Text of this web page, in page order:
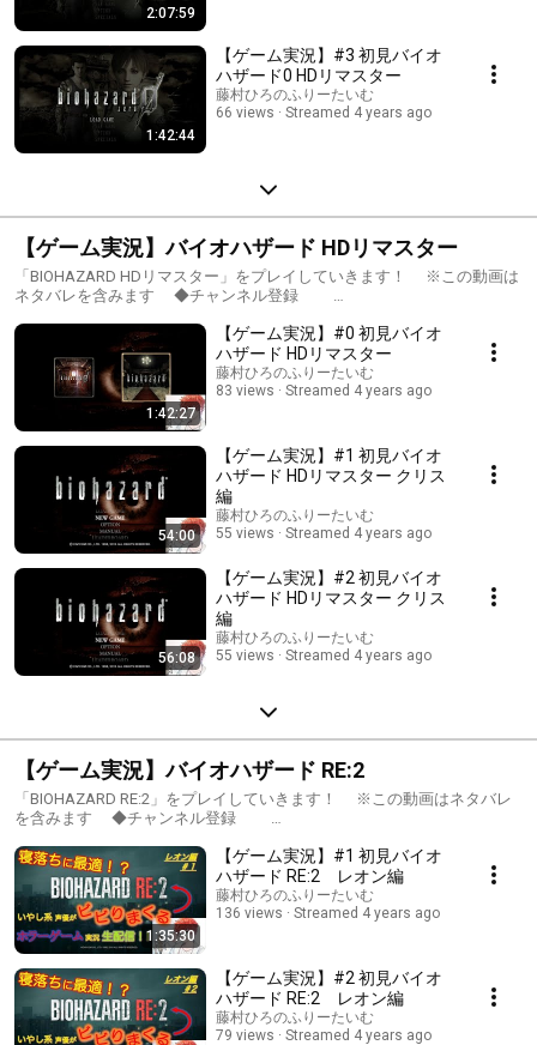
2:07:59
1:42:44
【ゲーム実況】#3 初見バイオ
ハザード0 HDリマスター
藤村ひろのふりーたいむ
66 views
Streamed 4 years ago
【ゲーム実況】バイオハザード HDリマスター
「BIOHAZARD HDリマスター」をプレイしていきます！ ※この動画は
ネタバレを含みます ◆チャンネル登録
評価ボタン ぜひよろしくお願いします！ ◆Twitter
https://twitter.com/fujihiro0916 配信通知はこちらから。 フォロ
ーして頂けると励みになります〜！ 「バイオハザード HDリマスター」
公式HP https://www.capcom.co.jp/biohazard/1/ © CAPCOM CO.,
LTD. ALL RIGHTS RESERVED. 本配信では最短攻略や完全攻略を目指す
訳ではなく、 みなさんと一緒に楽しむことが目的ですので、 ゆるり
とお付き合い頂ければ幸いです。 コメント等もぜひお気軽にっ どう
ぞよろしくお願いします！ #バイオハザード #ゲーム実況 #生配信
#アフレコ実況 #BIOHAZARD #声優
1:42:27
【ゲーム実況】#0 初見バイオ
ハザード HDリマスター
藤村ひろのふりーたいむ
83 views
Streamed 4 years ago
54:00
【ゲーム実況】#1 初見バイオ
ハザード HDリマスター クリス
編
藤村ひろのふりーたいむ
55 views
Streamed 4 years ago
56:08
【ゲーム実況】#2 初見バイオ
ハザード HDリマスター クリス
編
藤村ひろのふりーたいむ
55 views
Streamed 4 years ago
【ゲーム実況】バイオハザード RE:2
「BIOHAZARD RE:2」をプレイしていきます！ ※この動画はネタバレ
を含みます ◆チャンネル登録
評価ボタン ぜひよろしくお願いします！ ◆Twitter
https://twitter.com/fujihiro0916 配信通知はこちらから。 フォロ
ーして頂けると励みになります〜！ 「バイオハザード RE:2」公式HP
https://www.capcom.co.jp/biohazard2/ © CAPCOM CO., LTD. ALL
RIGHTS RESERVED. 本配信では最短攻略や完全攻略を目指す訳ではな
く、 みなさんと一緒に楽しむことが目的ですので、 ゆるりとお付き
合い頂ければ幸いです。 コメント等もぜひお気軽にっ どうぞよろし
くお願いします！ #ゲーム実況 #生配信 #声優 #アフレコ実況
#バイオハザードRE:2 #BIOHAZARD2 #バイオ2
1:35:30
【ゲーム実況】#1 初見バイオ
ハザード RE:2 レオン編
藤村ひろのふりーたいむ
136 views
Streamed 4 years ago
【ゲーム実況】#2 初見バイオ
ハザード RE:2 レオン編
藤村ひろのふりーたいむ
79 views
Streamed 4 years ago